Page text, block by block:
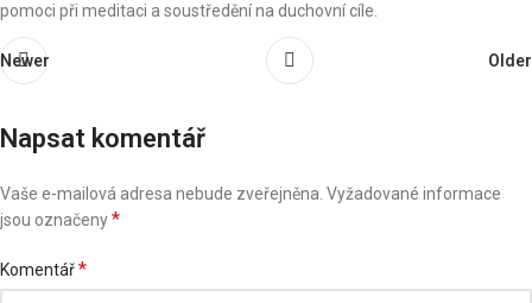
pomoci při meditaci a soustředění na duchovní cíle.
Newer Older
Napsat komentář
Vaše e-mailová adresa nebude zveřejněna. Vyžadované informace
jsou označeny*
Komentář*